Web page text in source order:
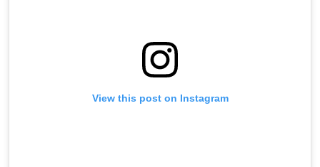
View this post on Instagram